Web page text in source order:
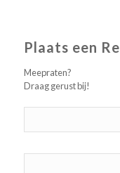
Plaats een
Meepraten?
Draag gerust bij!